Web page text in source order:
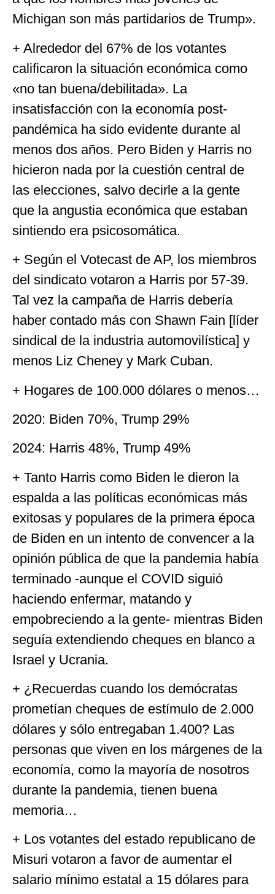
Michigan son más partidarios de Trump».
+ Alrededor del 67% de los votantes
calificaron la situación económica como
«no tan buena/debilitada». La
insatisfacción con la economía post-
pandémica ha sido evidente durante al
menos dos años. Pero Biden y Harris no
hicieron nada por la cuestión central de
las elecciones, salvo decirle a la gente
que la angustia económica que estaban
sintiendo era psicosomática.
+ Según el Votecast de AP, los miembros
del sindicato votaron a Harris por 57-39.
Tal vez la campaña de Harris debería
haber contado más con Shawn Fain [líder
sindical de la industria automovilística] y
menos Liz Cheney y Mark Cuban.
+ Hogares de 100.000 dólares o menos…
2020: Biden 70%, Trump 29%
2024: Harris 48%, Trump 49%
+ Tanto Harris como Biden le dieron la
espalda a las políticas económicas más
exitosas y populares de la primera época
de Biden en un intento de convencer a la
opinión pública de que la pandemia había
terminado -aunque el COVID siguió
haciendo enfermar, matando y
empobreciendo a la gente- mientras Biden
seguía extendiendo cheques en blanco a
Israel y Ucrania.
+ ¿Recuerdas cuando los demócratas
prometían cheques de estímulo de 2.000
dólares y sólo entregaban 1.400? Las
personas que viven en los márgenes de la
economía, como la mayoría de nosotros
durante la pandemia, tienen buena
memoria…
+ Los votantes del estado republicano de
Misuri votaron a favor de aumentar el
salario mínimo estatal a 15 dólares para